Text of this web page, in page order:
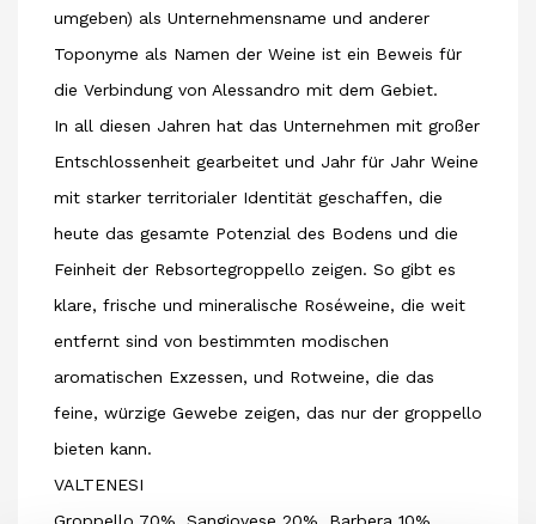
umgeben) als Unternehmensname und anderer
Toponyme als Namen der Weine ist ein Beweis für
die Verbindung von Alessandro mit dem Gebiet.
In all diesen Jahren hat das Unternehmen mit großer
Entschlossenheit gearbeitet und Jahr für Jahr Weine
mit starker territorialer Identität geschaffen, die
heute das gesamte Potenzial des Bodens und die
Feinheit der Rebsortegroppello zeigen. So gibt es
klare, frische und mineralische Roséweine, die weit
entfernt sind von bestimmten modischen
aromatischen Exzessen, und Rotweine, die das
feine, würzige Gewebe zeigen, das nur der groppello
bieten kann.
VALTENESI